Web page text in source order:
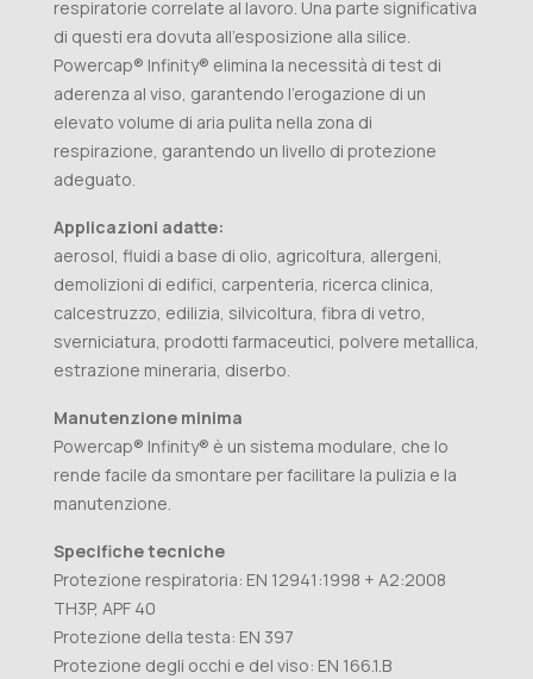
respiratorie correlate al lavoro. Una parte significativa
di questi era dovuta all'esposizione alla silice.
Powercap® Infinity® elimina la necessità di test di
aderenza al viso, garantendo l'erogazione di un
elevato volume di aria pulita nella zona di
respirazione, garantendo un livello di protezione
adeguato.
Applicazioni adatte:
aerosol, fluidi a base di olio, agricoltura, allergeni,
demolizioni di edifici, carpenteria, ricerca clinica,
calcestruzzo, edilizia, silvicoltura, fibra di vetro,
sverniciatura, prodotti farmaceutici, polvere metallica,
estrazione mineraria, diserbo.
Manutenzione minima
Powercap® Infinity® è un sistema modulare, che lo
rende facile da smontare per facilitare la pulizia e la
manutenzione.
Specifiche tecniche
Protezione respiratoria: EN 12941:1998 + A2:2008
TH3P, APF 40
Protezione della testa: EN 397
Protezione degli occhi e del viso: EN 166.1.B